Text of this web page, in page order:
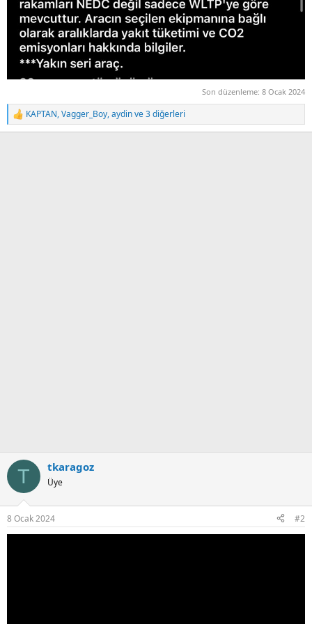
Son düzenleme: 8 Ocak 2024
T
e
KAPTAN,Vagger_Boy,aydinve 3 diğerleri
T tkaragoz
Üye
8 Ocak 2024 #2